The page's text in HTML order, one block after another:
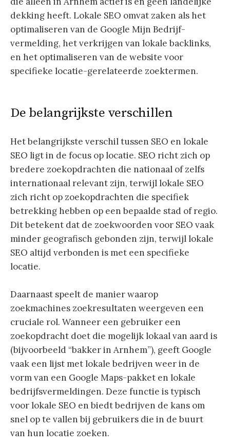
dekking heeft. Lokale SEO omvat zaken als het
optimaliseren van de Google Mijn Bedrijf-
vermelding, het verkrijgen van lokale backlinks,
en het optimaliseren van de website voor
specifieke locatie-gerelateerde zoektermen.
De belangrijkste verschillen
Het belangrijkste verschil tussen SEO en lokale
SEO ligt in de focus op locatie. SEO richt zich op
bredere zoekopdrachten die nationaal of zelfs
internationaal relevant zijn, terwijl lokale SEO
zich richt op zoekopdrachten die specifiek
betrekking hebben op een bepaalde stad of regio.
Dit betekent dat de zoekwoorden voor SEO vaak
minder geografisch gebonden zijn, terwijl lokale
SEO altijd verbonden is met een specifieke
locatie.
Daarnaast speelt de manier waarop
zoekmachines zoekresultaten weergeven een
cruciale rol. Wanneer een gebruiker een
zoekopdracht doet die mogelijk lokaal van aard is
(bijvoorbeeld “bakker in Arnhem”), geeft Google
vaak een lijst met lokale bedrijven weer in de
vorm van een Google Maps-pakket en lokale
bedrijfsvermeldingen. Deze functie is typisch
voor lokale SEO en biedt bedrijven de kans om
snel op te vallen bij gebruikers die in de buurt
van hun locatie zoeken.